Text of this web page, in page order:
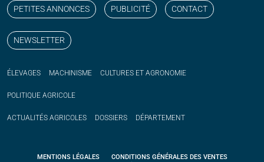
PETITES ANNONCES PUBLICITÉ CONTACT
NEWSLETTER
ÉLEVAGES MACHINISME CULTURES ET AGRONOMIE
POLITIQUE AGRICOLE
ACTUALITÉS AGRICOLES DOSSIERS DÉPARTEMENT
MENTIONS LÉGALES
CONDITIONS GÉNÉRALES DES VENTES